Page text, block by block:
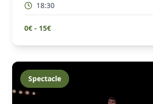
18:30
0€ - 15€
Spectacle